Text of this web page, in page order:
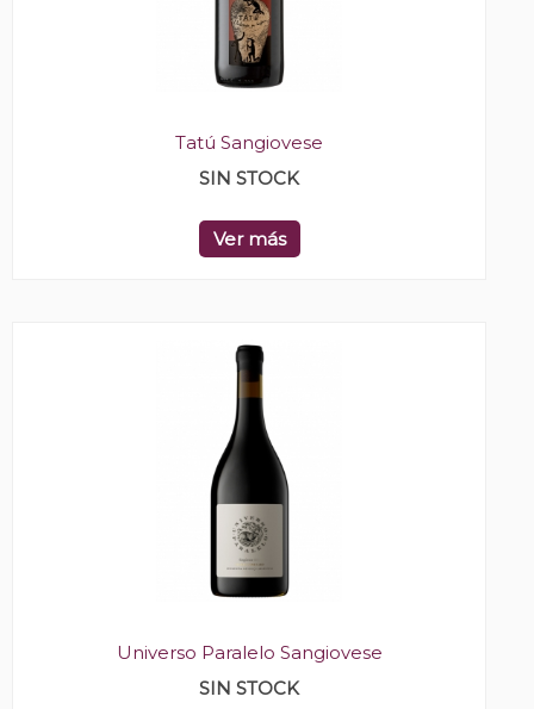
Tatú Sangiovese
SIN STOCK
Ver más
Universo Paralelo Sangiovese
SIN STOCK